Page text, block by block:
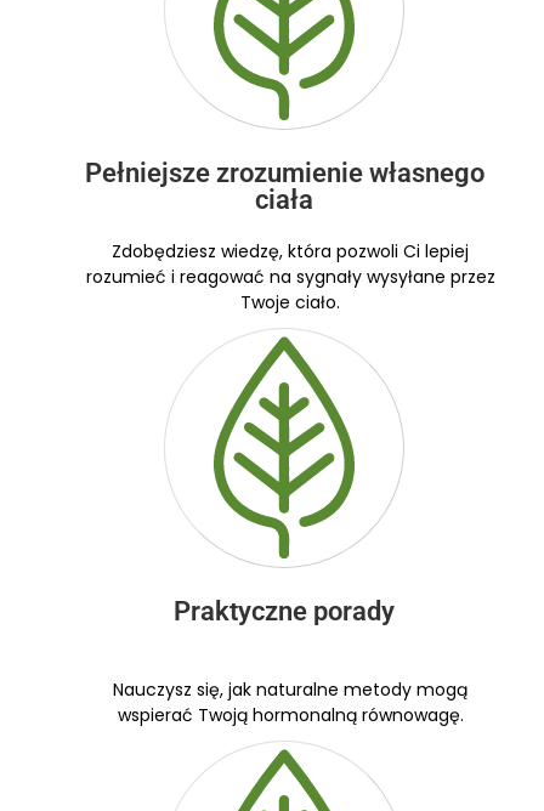
Pełniejsze zrozumienie własnego
ciała
Zdobędziesz wiedzę, która pozwoli Ci lepiej
rozumieć i reagować na sygnały wysyłane przez
Twoje ciało.
Praktyczne porady
Nauczysz się, jak naturalne metody mogą
wspierać Twoją hormonalną równowagę.